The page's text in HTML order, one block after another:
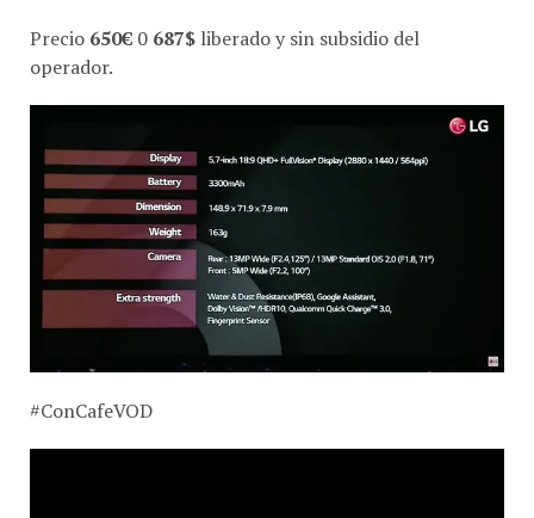
Precio 650€ 0 687$ liberado y sin subsidio del
operador.
#ConCafeVOD